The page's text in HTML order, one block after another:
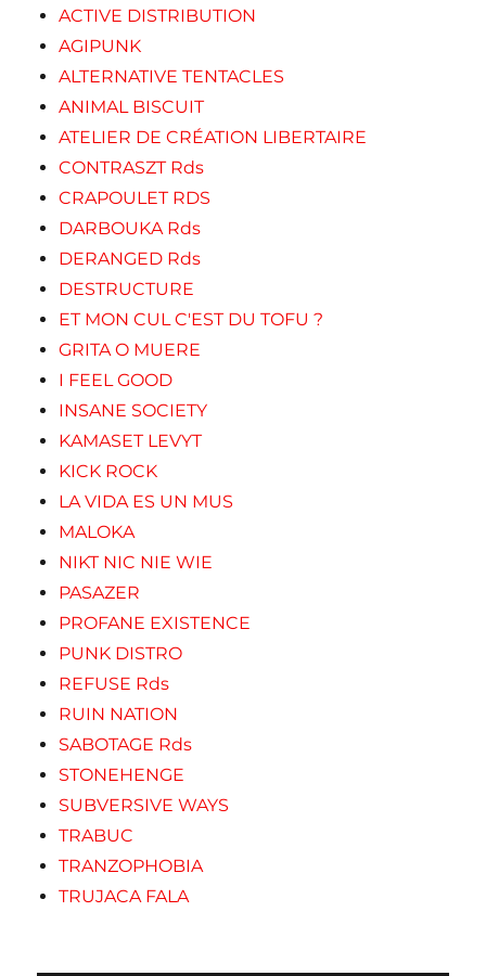
ACTIVE DISTRIBUTION
AGIPUNK
ALTERNATIVE TENTACLES
ANIMAL BISCUIT
ATELIER DE CRÉATION LIBERTAIRE
CONTRASZT Rds
CRAPOULET RDS
DARBOUKA Rds
DERANGED Rds
DESTRUCTURE
ET MON CUL C'EST DU TOFU ?
GRITA O MUERE
I FEEL GOOD
INSANE SOCIETY
KAMASET LEVYT
KICK ROCK
LA VIDA ES UN MUS
MALOKA
NIKT NIC NIE WIE
PASAZER
PROFANE EXISTENCE
PUNK DISTRO
REFUSE Rds
RUIN NATION
SABOTAGE Rds
STONEHENGE
SUBVERSIVE WAYS
TRABUC
TRANZOPHOBIA
TRUJACA FALA